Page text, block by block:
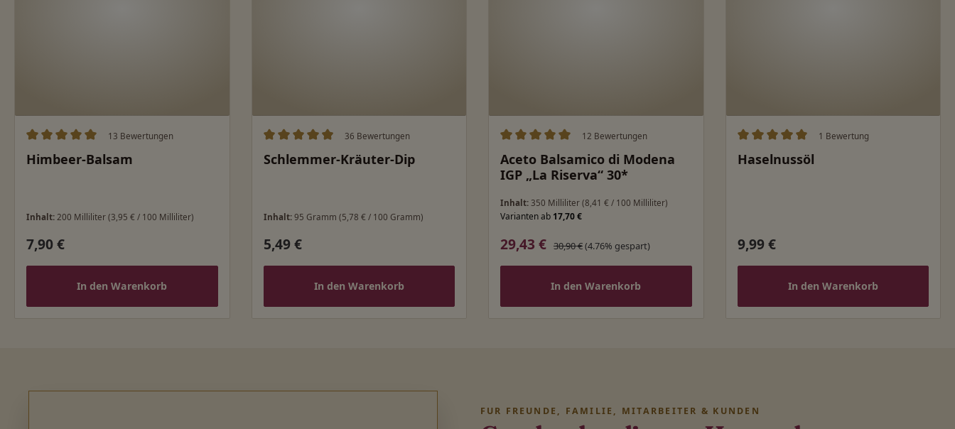
Durchschnittliche Bewertung von 5 von 5 Sternen
13 Bewertungen
Himbeer-Balsam
Inhalt: 200 Milliliter (3,95 € / 100 Milliliter)
Regulärer Preis:
7,90 €
In den Warenkorb
Durchschnittliche Bewertung von 4.96 von 5 Sternen
36 Bewertungen
Schlemmer-Kräuter-Dip
Inhalt: 95 Gramm (5,78 € / 100 Gramm)
Regulärer Preis:
5,49 €
In den Warenkorb
Durchschnittliche Bewertung von 5 von 5 Sternen
12 Bewertungen
Aceto Balsamico di Modena
IGP „La Riserva“ 30*
Inhalt: 350 Milliliter (8,41 € / 100 Milliliter)
Varianten ab 17,70 €
Verkaufspreis:
29,43 € Regulärer Preis:
30,90 €(4.76% gespart)
In den Warenkorb
Durchschnittliche Bewertung von 5 von
1 Bewertung
Haselnussöl
Regulärer Preis:
9,99 €
In den Warenkorb
FÜR FREUNDE, FAMILIE, MITARBEITER & KUNDEN